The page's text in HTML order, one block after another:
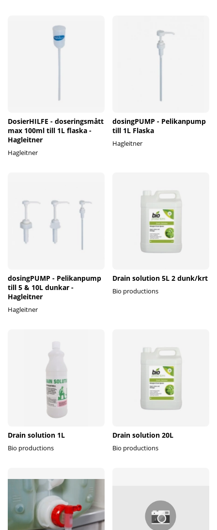
DosierHILFE - doseringsmått
max 100ml till 1L flaska -
Hagleitner
Hagleitner
dosingPUMP - Pelikanpump
till 1L Flaska
Hagleitner
dosingPUMP - Pelikanpump
till 5 & 10L dunkar -
Hagleitner
Hagleitner
Drain solution 5L 2 dunk/krt
Bio productions
Drain solution 1L
Bio productions
Drain solution 20L
Bio productions